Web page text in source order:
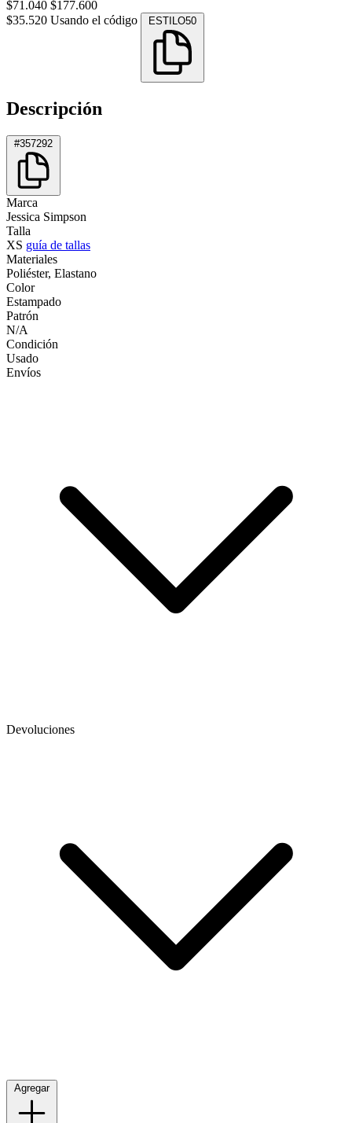
$71.040 $177.600
$35.520 Usando el código ESTILO50
Descripción
#357292
Marca
Jessica Simpson
Talla
XS guía de tallas
Materiales
Poliéster, Elastano
Color
Estampado
Patrón
N/A
Condición
Usado
Envíos
Devoluciones
Agregar